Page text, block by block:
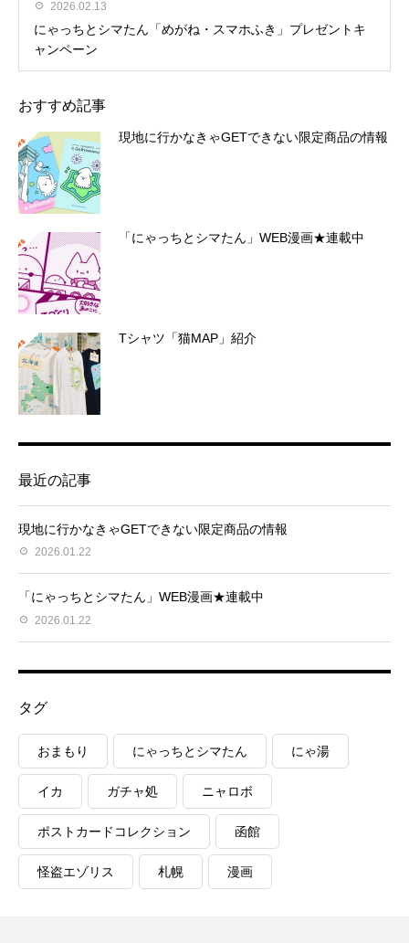
2026.02.13
にゃっちとシマたん「めがね・スマホふき」プレゼントキ
ャンペーン
おすすめ記事
現地に行かなきゃGETできない限定商品の情報
「にゃっちとシマたん」WEB漫画★連載中
Tシャツ「猫MAP」紹介
最近の記事
現地に行かなきゃGETできない限定商品の情報
2026.01.22
「にゃっちとシマたん」WEB漫画★連載中
2026.01.22
タグ
おまもり にゃっちとシマたん にゃ湯
イカ ガチャ処 ニャロボ
ポストカードコレクション 函館
怪盗エゾリス 札幌 漫画